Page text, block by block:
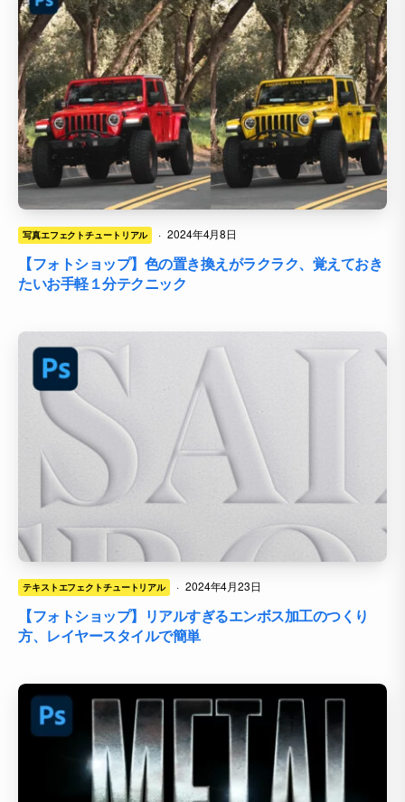
写真エフェクトチュートリアル · 2024年4月8日
【フォトショップ】色の置き換えがラクラク、覚えておき
たいお手軽１分テクニック
テキストエフェクトチュートリアル · 2024年4月23日
【フォトショップ】リアルすぎるエンボス加工のつくり
方、レイヤースタイルで簡単